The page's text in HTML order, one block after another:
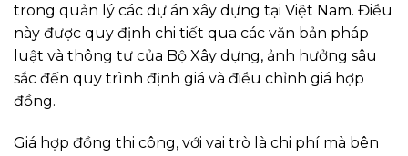
trong quản lý các dự án xây dựng tại Việt Nam. Điều
này được quy định chi tiết qua các văn bản pháp
luật và thông tư của Bộ Xây dựng, ảnh hưởng sâu
sắc đến quy trình định giá và điều chỉnh giá hợp
đồng.
Giá hợp đồng thi công, với vai trò là chi phí mà bên